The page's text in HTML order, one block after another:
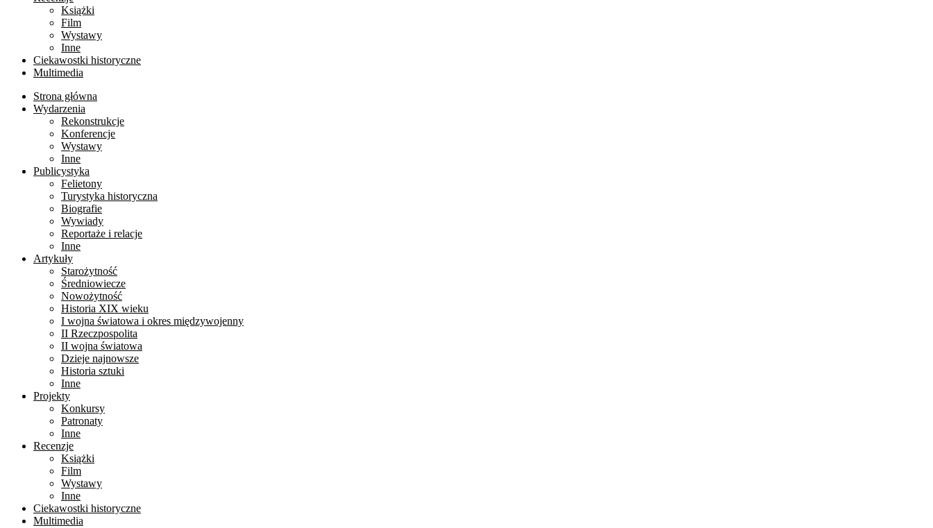
Książki
Film
Wystawy
Inne
Ciekawostki historyczne
Multimedia
Strona główna
Wydarzenia
Rekonstrukcje
Konferencje
Wystawy
Inne
Publicystyka
Felietony
Turystyka historyczna
Biografie
Wywiady
Reportaże i relacje
Inne
Artykuły
Starożytność
Średniowiecze
Nowożytność
Historia XIX wieku
I wojna światowa i okres międzywojenny
II Rzeczpospolita
II wojna światowa
Dzieje najnowsze
Historia sztuki
Inne
Projekty
Konkursy
Patronaty
Inne
Recenzje
Książki
Film
Wystawy
Inne
Ciekawostki historyczne
Multimedia